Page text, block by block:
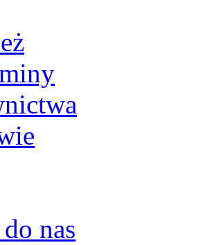
nas